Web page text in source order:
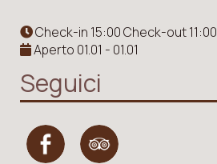
Check-in 15:00 Check-out 11:00
Aperto 01.01 - 01.01
Seguici